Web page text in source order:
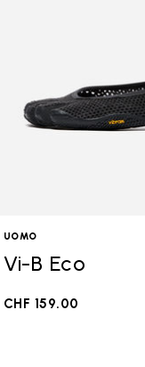
UOMO
Vi-B Eco
CHF 159.00